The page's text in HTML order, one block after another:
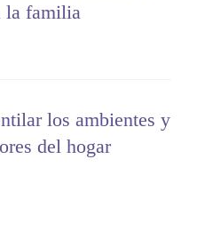
la familia
los ambientes y
del hogar